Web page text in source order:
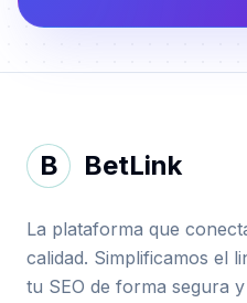
B BetLink
La plataforma que
calidad. Simplificamos el
tu SEO de forma segura